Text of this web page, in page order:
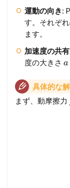
運動の向き:
す。それぞ
ます。
加速度の共有
度の大きさ a
具体的な
まず、動摩擦力